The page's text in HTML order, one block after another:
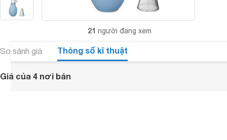
21 người đang xem
So sánh giá Thông số kĩ thuật
Giá của 4 nơi bán